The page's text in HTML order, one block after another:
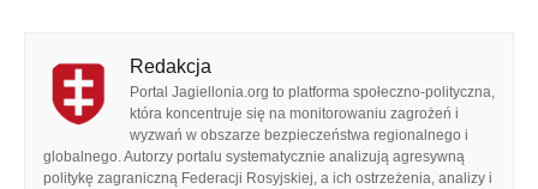
Redakcja
Portal Jagiellonia.org to platforma społeczno-polityczna,
która koncentruje się na monitorowaniu zagrożeń i
wyzwań w obszarze bezpieczeństwa regionalnego i
globalnego. Autorzy portalu systematycznie analizują agresywną
politykę zagraniczną Federacji Rosyjskiej, a ich ostrzeżenia, analizy i